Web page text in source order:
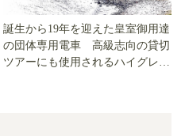
誕生から19年を迎えた皇室御用達
の団体専用電車 高級志向の貸切
ツアーにも使用されるハイグレー